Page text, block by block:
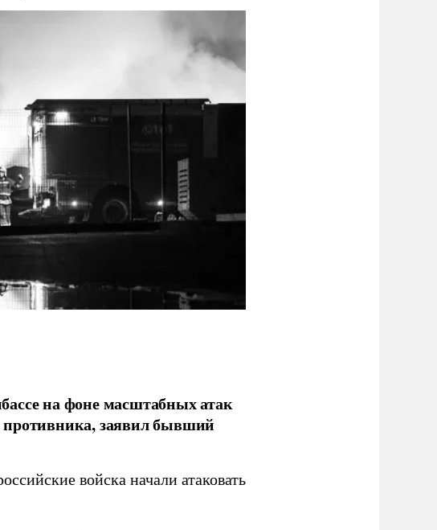
на фоне масштабных атак
заявил бывший
войска начали атаковать